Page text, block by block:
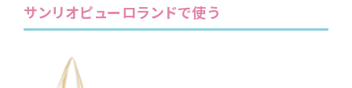
サンリオピューロランドで使う